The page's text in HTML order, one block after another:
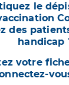
le
des
handicap
votre